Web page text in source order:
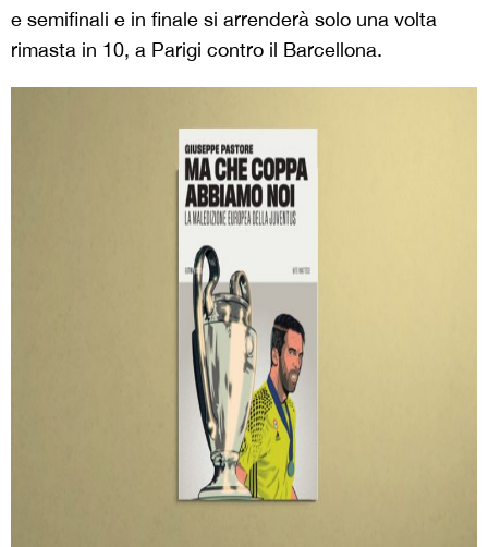
e semifinali e in finale si arrenderà solo una volta
rimasta in 10, a Parigi contro il Barcellona.